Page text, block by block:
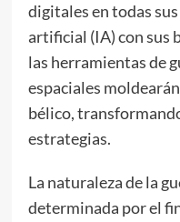
digitales en todas
artificial (IA) con sus
las herramientas de
espaciales
bélico,
estrategias.
La naturaleza de la
determinada por el